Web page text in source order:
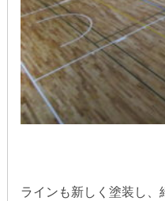
ラインも新しく塗装し、